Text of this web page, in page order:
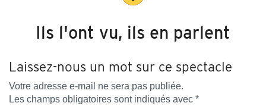
histoire. Son désir profond est d’éveiller les rêves, de raviver
de nous.Ils l'ont vu, ils en parlent
Laissez-nous un mot sur ce spectacle
Votre adresse e-mail ne sera pas publiée.
Les champs obligatoires sont indiqués avec *